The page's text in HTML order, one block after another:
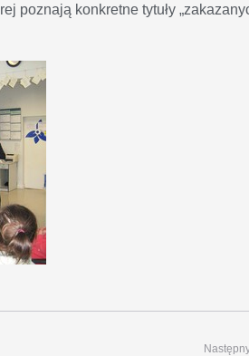
poznają konkretne tytuły